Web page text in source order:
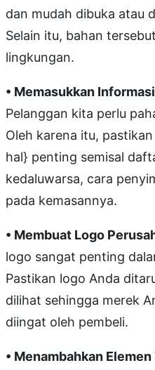
dan mudah dibuka atau
Selain itu, bahan
lingkungan.
• Memasukkan
Pelanggan kita perlu
Oleh karena itu,
hal} penting semisal
kedaluwarsa, cara
pada kemasannya.
• Membuat Logo
logo sangat penting
Pastikan logo Anda
dilihat sehingga merek
diingat oleh pembeli.
• Menambahkan